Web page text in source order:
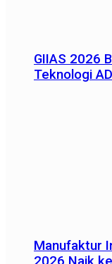
GIIAS 2026
Teknologi
Manufaktur